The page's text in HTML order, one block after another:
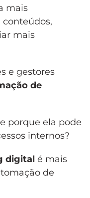
mais
mais
e gestores
de
porque ela pode
internos?
digital é mais
de